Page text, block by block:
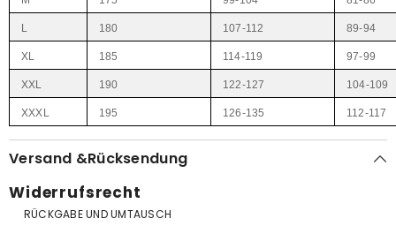
L 180 107-112 89-94
XL 185 114-119 97-99
XXL 190 122-127 104-109
XXXL 195 126-135 112-117
Versand &Rücksendung
Widerrufsrecht
RÜCKGABE UND UMTAUSCH